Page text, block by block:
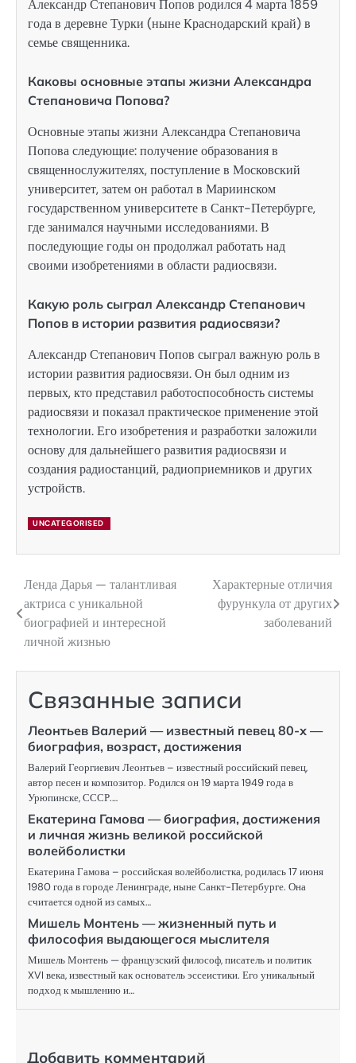
Александр Степанович Попов родился 4 марта 1859
года в деревне Турки (ныне Краснодарский край) в
семье священника.
Каковы основные этапы жизни Александра
Степановича Попова?
Основные этапы жизни Александра Степановича
Попова следующие: получение образования в
священнослужителях, поступление в Московский
университет, затем он работал в Мариинском
государственном университете в Санкт-Петербурге,
где занимался научными исследованиями. В
последующие годы он продолжал работать над
своими изобретениями в области радиосвязи.
Какую роль сыграл Александр Степанович
Попов в истории развития радиосвязи?
Александр Степанович Попов сыграл важную роль в
истории развития радиосвязи. Он был одним из
первых, кто представил работоспособность системы
радиосвязи и показал практическое применение этой
технологии. Его изобретения и разработки заложили
основу для дальнейшего развития радиосвязи и
создания радиостанций, радиоприемников и других
устройств.
UNCATEGORISED
Навигация
по
записям
Ленда Дарья — талантливая
актриса с уникальной
биографией и интересной
личной жизнью
Характерные отличия
фурункула от других
заболеваний
Связанные записи
Леонтьев Валерий — известный певец 80-х —
биография, возраст, достижения
Валерий Георгиевич Леонтьев – известный российский певец,
автор песен и композитор. Родился он 19 марта 1949 года в
Урюпинске, СССР.…
Екатерина Гамова — биография, достижения
и личная жизнь великой российской
волейболистки
Екатерина Гамова – российская волейболистка, родилась 17 июня
1980 года в городе Ленинграде, ныне Санкт-Петербурге. Она
считается одной из самых…
Мишель Монтень — жизненный путь и
философия выдающегося мыслителя
Мишель Монтень — французский философ, писатель и политик
XVI века, известный как основатель эссеистики. Его уникальный
подход к мышлению и…
Добавить комментарий